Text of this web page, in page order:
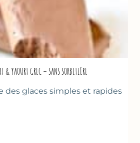
& YAOURT GREC – SANS SORBETIÈRE
des glaces simples et rapides